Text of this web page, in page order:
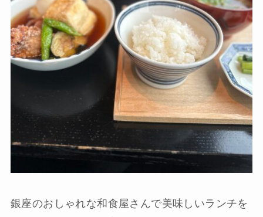
銀座のおしゃれな和食屋さんで美味しいランチを